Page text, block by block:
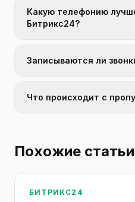
Какую телефонию
Битрикс24?
Записываются ли
Что происходит с
Похожие статьи
БИТРИКС24